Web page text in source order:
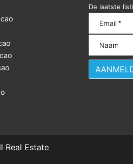
De laatste
Real Estate